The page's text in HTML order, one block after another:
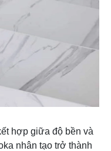
hợp giữa độ bền và
nhân tạo trở thành